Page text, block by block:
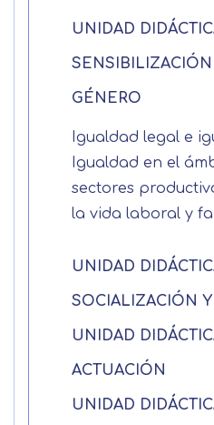
UNIDAD
GÉNERO
Igualdad legal e
Igualdad en el
sectores
la vida laboral y
UNIDAD
SOCIALIZACIÓN
UNIDAD
ACTUACIÓN
UNIDAD
Mail
Nombre
Apellido
Teléfono
Información básica
de Datos .Haz clic
BUSINESS
Información
de nuestros
Centro de
privacidad
para mejorar
relacionados con tus
mediante el análisis
navegación. En caso
cookies, no podremos
correcto